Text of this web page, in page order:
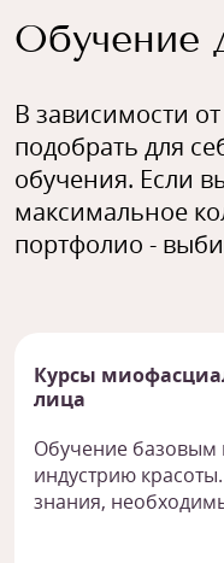
Обучение
В зависимости
подобрать для
обучения. Если
максимальное
портфолио -
Курсы
лица
Обучение базовым
индустрию
знания,